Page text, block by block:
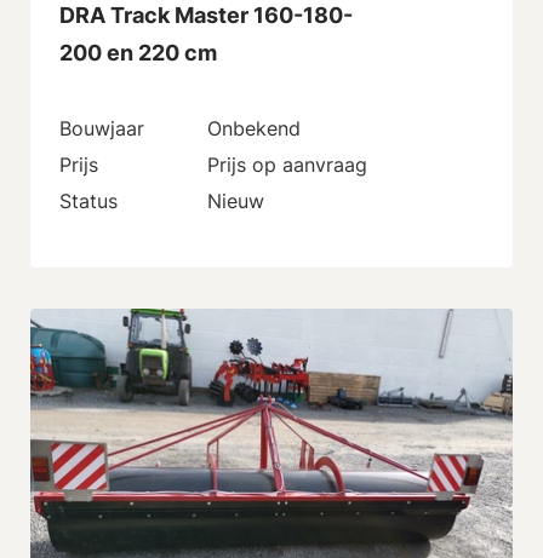
DRA Track Master 160-180-
200 en 220 cm
Bouwjaar
Onbekend
Prijs
Prijs op aanvraag
Status
Nieuw